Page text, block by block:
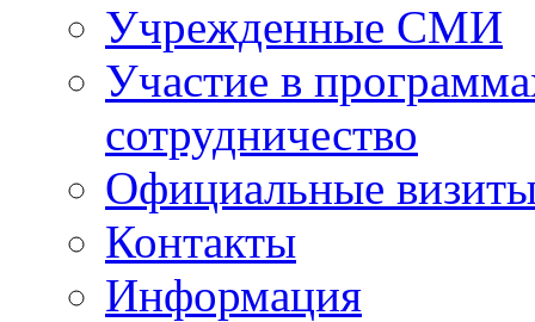
Учрежденные СМИ
Участие в
сотрудничество
Официальные
Контакты
Информация